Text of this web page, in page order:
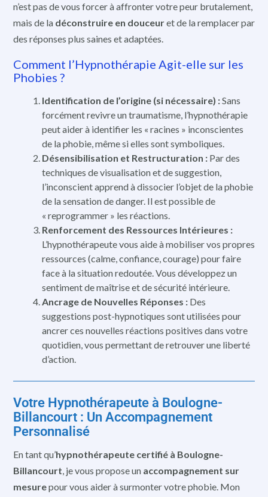
n’est pas de vous forcer à affronter votre peur brutalement,
mais de la déconstruire en douceuret de la remplacer par
des réponses plus saines et adaptées.
Comment l’Hypnothérapie Agit-elle sur les
Phobies ?
Identification de l’origine (si nécessaire) :Sans
forcément revivre un traumatisme, l’hypnothérapie
peut aider à identifier les « racines » inconscientes
de la phobie, même si elles sont symboliques.
Désensibilisation et Restructuration : Par des
techniques de visualisation et de suggestion,
l’inconscient apprend à dissocier l’objet de la phobie
de la sensation de danger. Il est possible de
« reprogrammer » les réactions.
Renforcement des Ressources Intérieures :
L’hypnothérapeute vous aide à mobiliser vos propres
ressources (calme, confiance, courage) pour faire
face à la situation redoutée. Vous développez un
sentiment de maîtrise et de sécurité intérieure.
Ancrage de Nouvelles Réponses : Des
suggestions post-hypnotiques sont utilisées pour
ancrer ces nouvelles réactions positives dans votre
quotidien, vous permettant de retrouver une liberté
d’action.
Votre Hypnothérapeute à Boulogne-
Billancourt : Un Accompagnement
Personnalisé
En tant qu’hypnothérapeute certifié à Boulogne-
Billancourt, je vous propose un accompagnement sur
mesurepour vous aider à surmonter votre phobie. Mon